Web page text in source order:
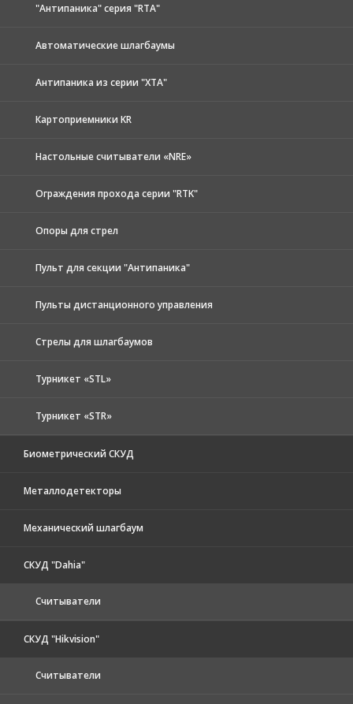
"Антипаника" серия "RTA"
Автоматические шлагбаумы
Антипаника из серии "XTA"
Картоприемники KR
Настольные считыватели «NRE»
Ограждения прохода серии "RTK"
Опоры для стрел
Пульт для секции "Антипаника"
Пульты дистанционного управления
Стрелы для шлагбаумов
Турникет «STL»
Турникет «STR»
Биометрический СКУД
Металлодетекторы
Механический шлагбаум
СКУД "Dahia"
Считыватели
СКУД "Hikvision"
Считыватели